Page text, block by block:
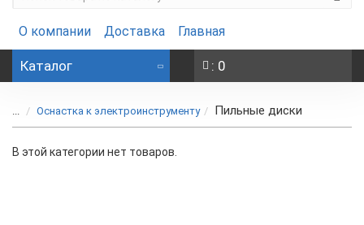
О компании Доставка Главная
Каталог : 0
... Оснастка к электроинструменту Пильные диски
В этой категории нет товаров.